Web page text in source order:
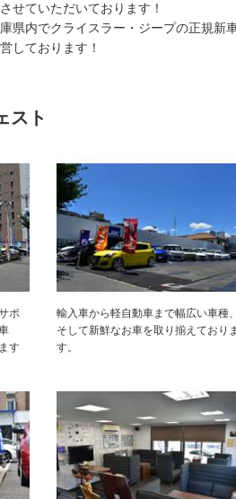
せていただいております！
県内でクライスラー・ジープの正規新
しております！
スト
ポ
す
輸入車から軽自動車まで幅広い車種、
そして新鮮なお車を取り揃えておりま
す。